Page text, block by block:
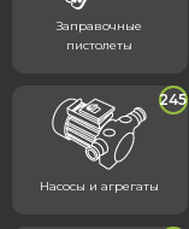
Заправочные
пистолеты
Насосы и агрегаты
245